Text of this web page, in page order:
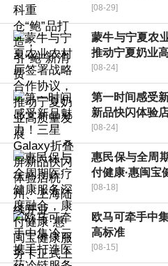
[08-29]
蒙牛与宁夏农
推动宁夏奶业
[08-24]
第一时间感受
新品快闪体验
[08-24]
惠民保与全周
付健康·惠闽宝
[08-18]
欧马可牵手中
高标准
[08-15]